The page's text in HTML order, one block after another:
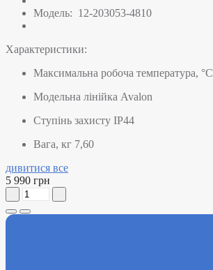
Модель: 12-203053-4810
Характеристики:
Максимальна робоча температура, °C
Модельна лінійка Avalon
Ступінь захисту IP44
Вага, кг 7,60
дивитися все
5 990 грн